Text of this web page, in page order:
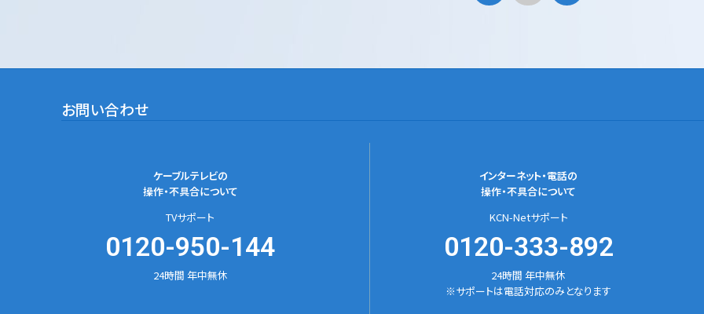
お問い合わせ
ケーブルテレビの
操作・不具合について
TVサポート
0120-950-144
24時間 年中無休
インターネット・電話の
操作・不具合について
KCN-Netサポート
0120-333-892
24時間 年中無休
※サポートは電話対応のみとなります